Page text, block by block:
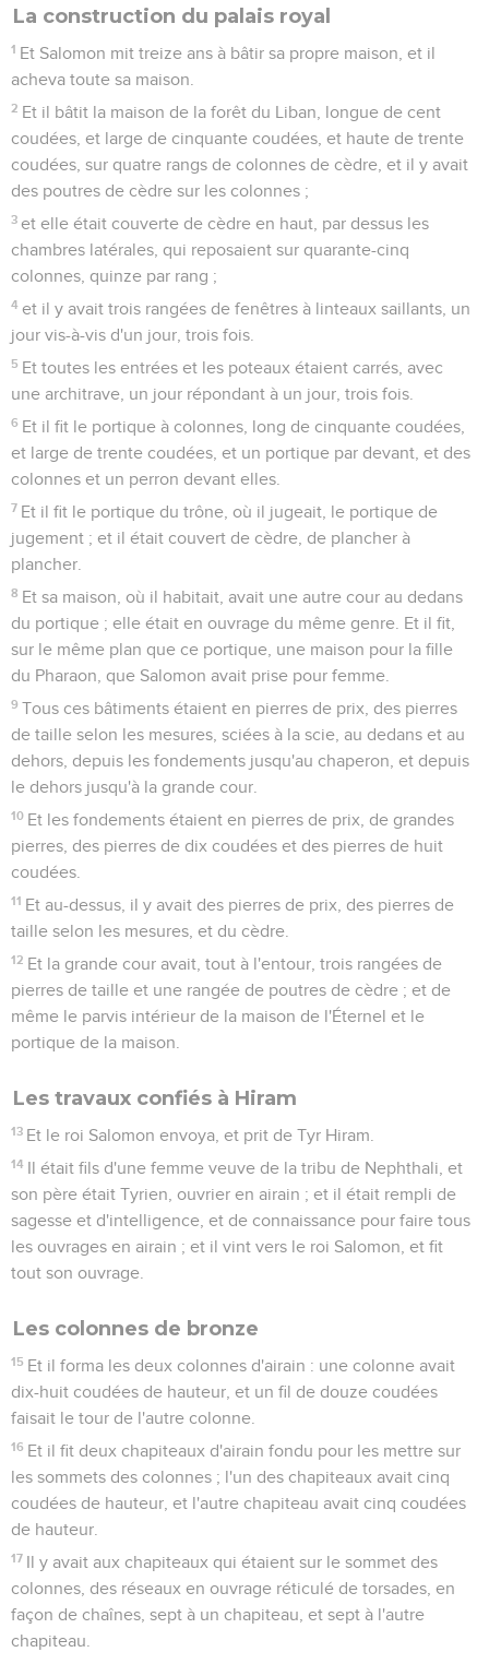
La construction du palais royal
1 Et Salomon mit treize ans à bâtir sa propre maison, et il
acheva toute sa maison.
2 Et il bâtit la maison de la forêt du Liban, longue de cent
coudées, et large de cinquante coudées, et haute de trente
coudées, sur quatre rangs de colonnes de cèdre, et il y avait
des poutres de cèdre sur les colonnes ;
3 et elle était couverte de cèdre en haut, par dessus les
chambres latérales, qui reposaient sur quarante-cinq
colonnes, quinze par rang ;
4 et il y avait trois rangées de fenêtres à linteaux saillants, un
jour vis-à-vis d'un jour, trois fois.
5 Et toutes les entrées et les poteaux étaient carrés, avec
une architrave, un jour répondant à un jour, trois fois.
6 Et il fit le portique à colonnes, long de cinquante coudées,
et large de trente coudées, et un portique par devant, et des
colonnes et un perron devant elles.
7 Et il fit le portique du trône, où il jugeait, le portique de
jugement ; et il était couvert de cèdre, de plancher à
plancher.
8 Et sa maison, où il habitait, avait une autre cour au dedans
du portique ; elle était en ouvrage du même genre. Et il fit,
sur le même plan que ce portique, une maison pour la fille
du Pharaon, que Salomon avait prise pour femme.
9 Tous ces bâtiments étaient en pierres de prix, des pierres
de taille selon les mesures, sciées à la scie, au dedans et au
dehors, depuis les fondements jusqu'au chaperon, et depuis
le dehors jusqu'à la grande cour.
10 Et les fondements étaient en pierres de prix, de grandes
pierres, des pierres de dix coudées et des pierres de huit
coudées.
11 Et au-dessus, il y avait des pierres de prix, des pierres de
taille selon les mesures, et du cèdre.
12 Et la grande cour avait, tout à l'entour, trois rangées de
pierres de taille et une rangée de poutres de cèdre ; et de
même le parvis intérieur de la maison de l'Éternel et le
portique de la maison.
Les travaux confiés à Hiram
13 Et le roi Salomon envoya, et prit de Tyr Hiram.
14 Il était fils d'une femme veuve de la tribu de Nephthali, et
son père était Tyrien, ouvrier en airain ; et il était rempli de
sagesse et d'intelligence, et de connaissance pour faire tous
les ouvrages en airain ; et il vint vers le roi Salomon, et fit
tout son ouvrage.
Les colonnes de bronze
15 Et il forma les deux colonnes d'airain : une colonne avait
dix-huit coudées de hauteur, et un fil de douze coudées
faisait le tour de l'autre colonne.
16 Et il fit deux chapiteaux d'airain fondu pour les mettre sur
les sommets des colonnes ; l'un des chapiteaux avait cinq
coudées de hauteur, et l'autre chapiteau avait cinq coudées
de hauteur.
17 Il y avait aux chapiteaux qui étaient sur le sommet des
colonnes, des réseaux en ouvrage réticulé de torsades, en
façon de chaînes, sept à un chapiteau, et sept à l'autre
chapiteau.